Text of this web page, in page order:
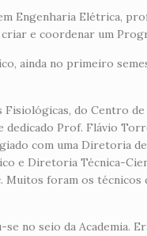
Engenharia Elétrica,
e coordenar um
ainda no primeiro
do Centro de
Prof. Flávio
com uma Diretoria
e Diretoria Técnica-
foram os
no seio da Academia.